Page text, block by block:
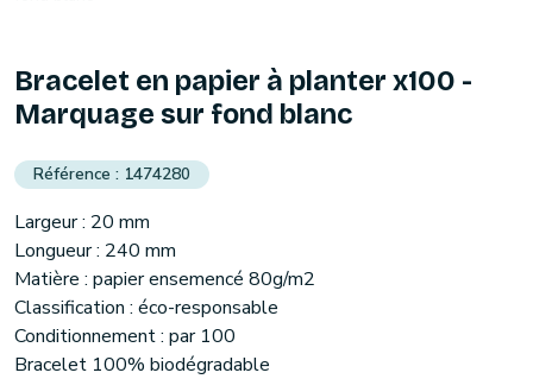
Bracelet en papier à planter x100 -
Marquage sur fond blanc
1474280
Largeur : 20 mm
Longueur : 240 mm
Matière : papier ensemencé 80g/m2
Classification : éco-responsable
Conditionnement : par 100
Bracelet 100% biodégradable